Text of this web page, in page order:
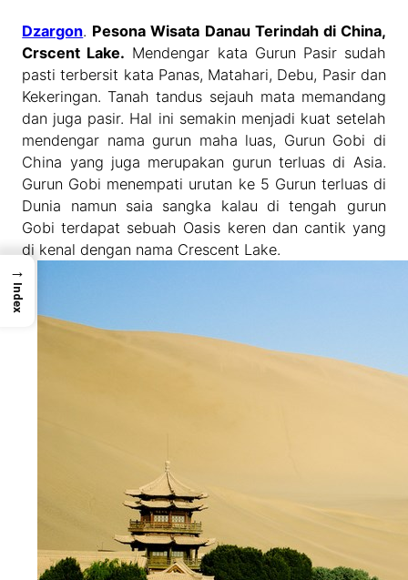
Dzargon. Pesona Wisata Danau Terindah di China,
Crscent Lake. Mendengar kata Gurun Pasir sudah
pasti terbersit kata Panas, Matahari, Debu, Pasir dan
Kekeringan. Tanah tandus sejauh mata memandang
dan juga pasir. Hal ini semakin menjadi kuat setelah
mendengar nama gurun maha luas, Gurun Gobi di
China yang juga merupakan gurun terluas di Asia.
Gurun Gobi menempati urutan ke 5 Gurun terluas di
Dunia namun saia sangka kalau di tengah gurun
Gobi terdapat sebuah Oasis keren dan cantik yang
di kenal dengan nama Crescent Lake.
→
Index